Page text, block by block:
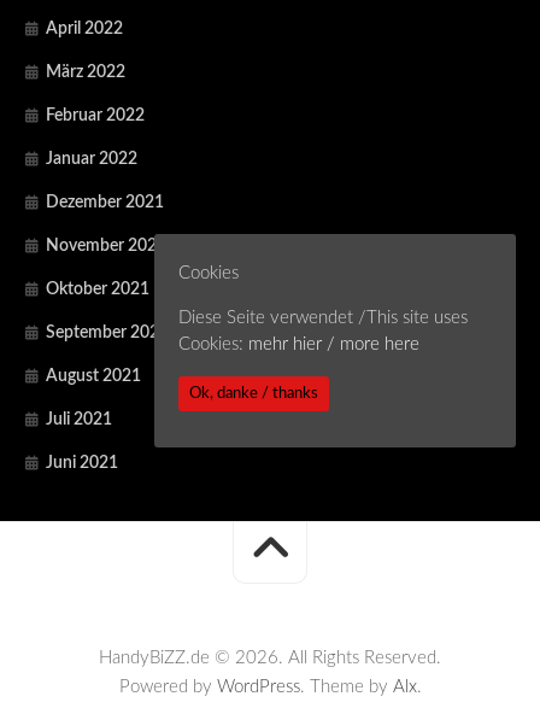
April 2022
März 2022
Februar 2022
Januar 2022
Dezember 2021
November 2021
Oktober 2021
September 2021
August 2021
Juli 2021
Juni 2021
HandyBiZZ.de © 2026. All Rights Reserved.
Powered by WordPress. Theme by Alx.
Cookies
Diese Seite verwendet /This site uses
Cookies: mehr hier / more here
Ok, danke / thanks